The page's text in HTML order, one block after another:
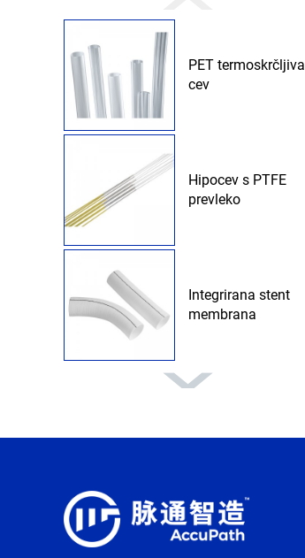
PET termoskrčljiva
cev
Hipocev s PTFE
prevleko
Integrirana stent
membrana
FEP toplotno
skrčljive cevi